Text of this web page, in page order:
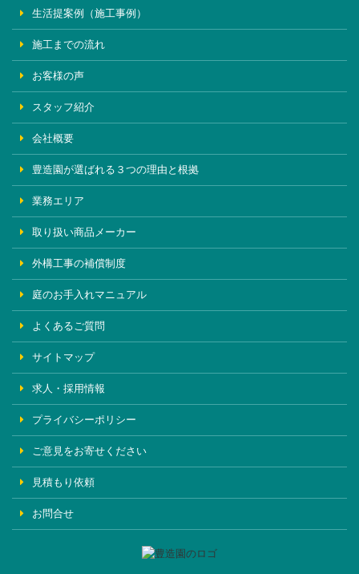
生活提案例（施工事例）
施工までの流れ
お客様の声
スタッフ紹介
会社概要
豊造園が選ばれる３つの理由と根拠
業務エリア
取り扱い商品メーカー
外構工事の補償制度
庭のお手入れマニュアル
よくあるご質問
サイトマップ
求人・採用情報
プライバシーポリシー
ご意見をお寄せください
見積もり依頼
お問合せ